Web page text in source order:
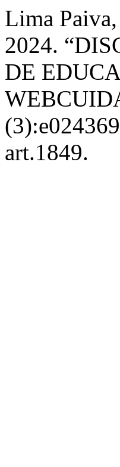
Lima
2024.
DE
art.1849.